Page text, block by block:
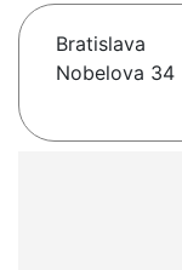
Bratislava
Nobelova 34